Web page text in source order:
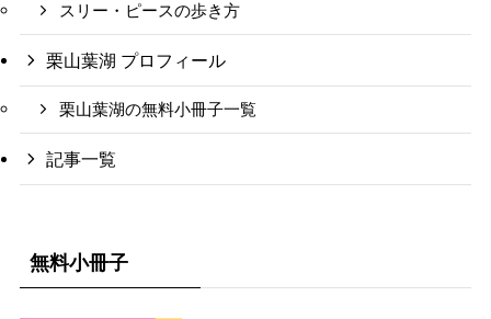
スリー・ピースの歩き方
栗山葉湖 プロフィール
栗山葉湖の無料小冊子一覧
記事一覧
無料小冊子